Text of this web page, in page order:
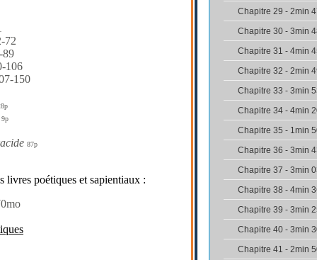
Chapitre 29 - 2min
Chapitre 30 - 3min
Chapitre 31 - 4min
Chapitre 32 - 2min
Chapitre 33 - 3min
Chapitre 34 - 4min
Chapitre 35 - 1min
Chapitre 36 - 3min
Chapitre 37 - 3min
Chapitre 38 - 4min
Chapitre 39 - 3min
Chapitre 40 - 3min
Chapitre 41 - 2min
72
89
106
150
9p
87p
livres poétiques et sapientiaux :